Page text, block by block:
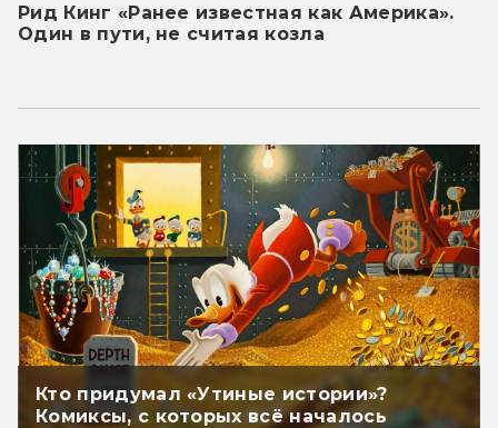
Рид Кинг «Ранее известная как Америка».
Один в пути, не считая козла
Кто придумал «Утиные истории»?
Комиксы, с которых всё началось